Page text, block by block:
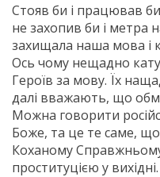
Стояв би і працював
не захопив би і метра
захищала наша мова і
Ось чому нещадно
Героїв за мову. Їх
далі вважають, що
Можна говорити
Боже, та це те саме,
Коханому
проституцією у